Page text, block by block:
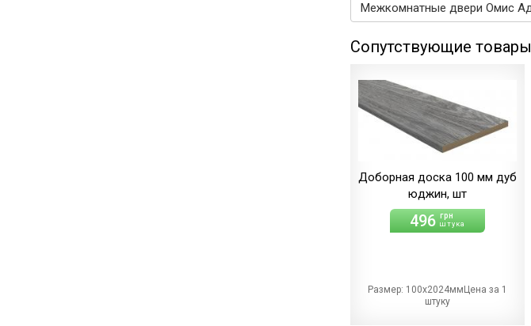
Сопутствующие товары
Доборная доска 100 мм дуб
юджин, шт
496 грн
штука
Размер: 100х2024ммЦена за 1
штуку